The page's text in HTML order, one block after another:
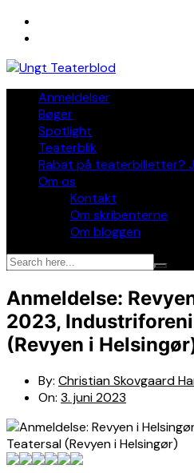
Skip
Anmeldelser
Bøger
Spotlight
Teaterblik
Rabat på teaterbilletter?
Om os
Kontakt
Om skribenterne
Om bloggen
Anmeldelse:
2023,
(Revyen i
By: Christian Skovgaard
On: 3. juni 2023